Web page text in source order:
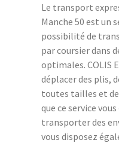
Le transport
Manche 50 est un
possibilité de
par coursier dans
optimales. COLIS
déplacer des plis,
toutes tailles et
que ce service
transporter des
vous disposez